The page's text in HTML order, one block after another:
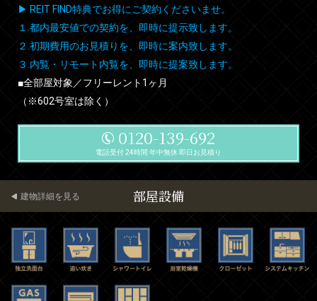
▶ REIT FIND特典でお得にご契約くださいませ。
１.都内最安値での契約を、即時に提示致します。
２.初期費用のお見積りを、即時に案内致します。
３.内覧・リモート内覧を、即時に提案致します。
■全部屋対象／フリーレント1ヶ月
（※602号室は除く）
0120-139-692
電話受付 24時間 年中無休 即日お見積り
部屋設備
建物詳細を見る